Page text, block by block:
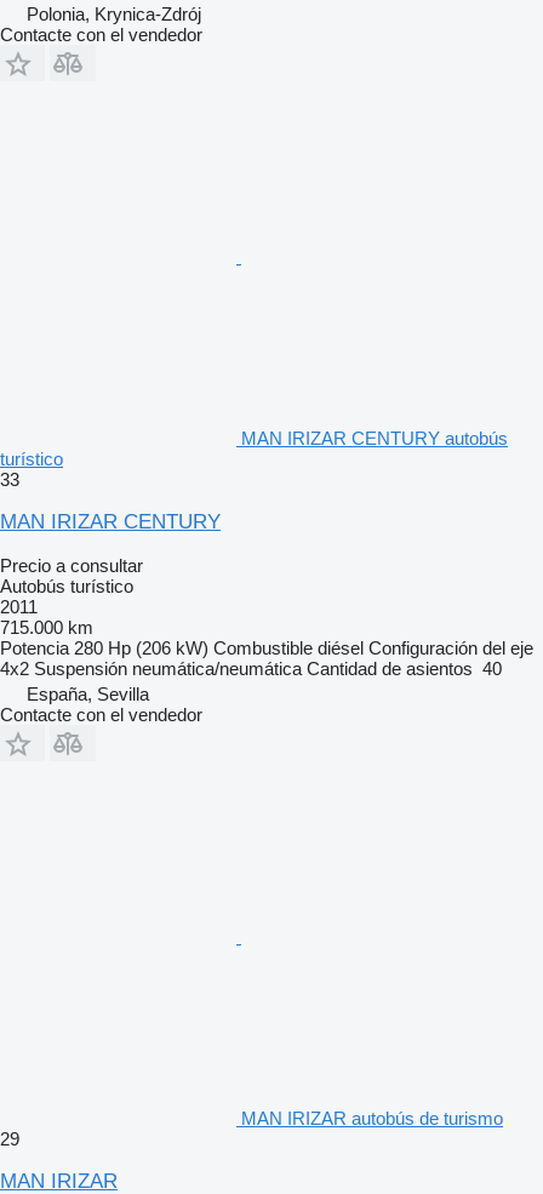
Polonia, Krynica-Zdrój
Contacte con el vendedor
MAN IRIZAR CENTURY autobús
turístico
33
MAN IRIZAR CENTURY
Precio a consultar
Autobús turístico
2011
715.000 km
Potencia 280 Hp (206 kW) Combustible diésel Configuración del eje
4x2 Suspensión neumática/neumática Cantidad de asientos 40
España, Sevilla
Contacte con el vendedor
MAN IRIZAR autobús de turismo
29
MAN IRIZAR